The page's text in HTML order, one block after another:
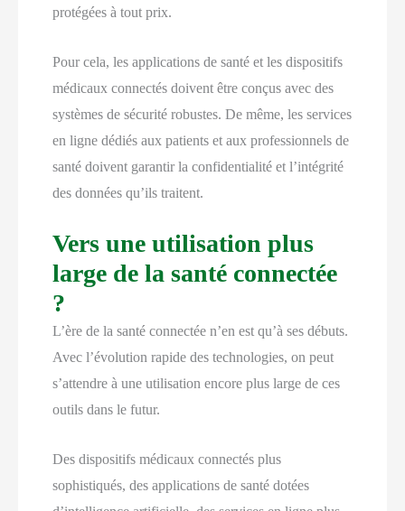
protégées à tout prix.
Pour cela, les applications de santé et les dispositifs
médicaux connectés doivent être conçus avec des
systèmes de sécurité robustes. De même, les services
en ligne dédiés aux patients et aux professionnels de
santé doivent garantir la confidentialité et l’intégrité
des données qu’ils traitent.
Vers une utilisation plus
large de la santé connectée
?
L’ère de la santé connectée n’en est qu’à ses débuts.
Avec l’évolution rapide des technologies, on peut
s’attendre à une utilisation encore plus large de ces
outils dans le futur.
Des dispositifs médicaux connectés plus
sophistiqués, des applications de santé dotées